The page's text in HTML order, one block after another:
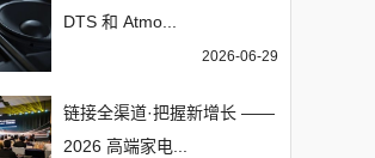
DTS 和 Atmo...
2026-06-29
链接全渠道·把握新增长 ——
2026 高端家电...